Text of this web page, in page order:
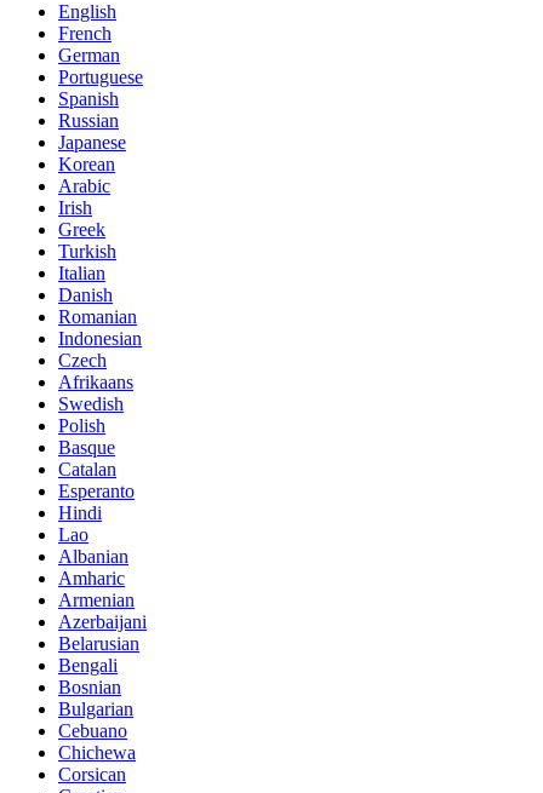
English
French
German
Portuguese
Spanish
Russian
Japanese
Korean
Arabic
Irish
Greek
Turkish
Italian
Danish
Romanian
Indonesian
Czech
Afrikaans
Swedish
Polish
Basque
Catalan
Esperanto
Hindi
Lao
Albanian
Amharic
Armenian
Azerbaijani
Belarusian
Bengali
Bosnian
Bulgarian
Cebuano
Chichewa
Corsican